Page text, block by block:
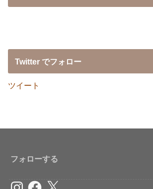
Twitter でフォロー
ツイート
フォローする
InstagramFacebook
X